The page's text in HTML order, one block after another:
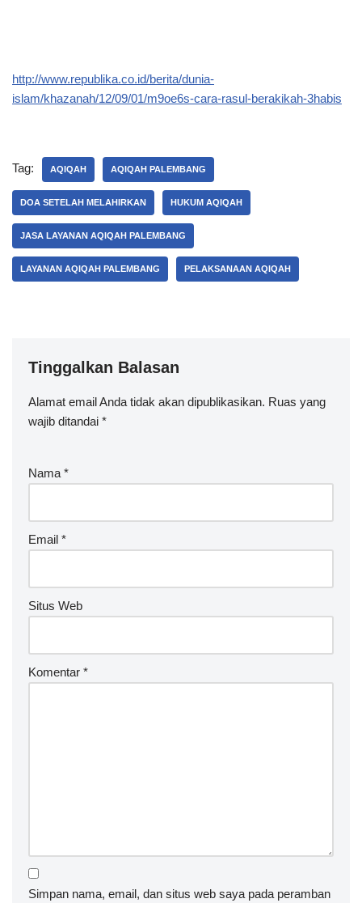
http://www.republika.co.id/berita/dunia-
islam/khazanah/12/09/01/m9oe6s-cara-rasul-berakikah-3habis
Tag: AQIQAH AQIQAH PALEMBANG
DOA SETELAH MELAHIRKAN HUKUM AQIQAH
JASA LAYANAN AQIQAH PALEMBANG
LAYANAN AQIQAH PALEMBANG PELAKSANAAN AQIQAH
Tinggalkan Balasan
Alamat email Anda tidak akan dipublikasikan. Ruas yang
wajib ditandai *
Nama *
Email *
Situs Web
Komentar *
Simpan nama, email, dan situs web saya pada peramban